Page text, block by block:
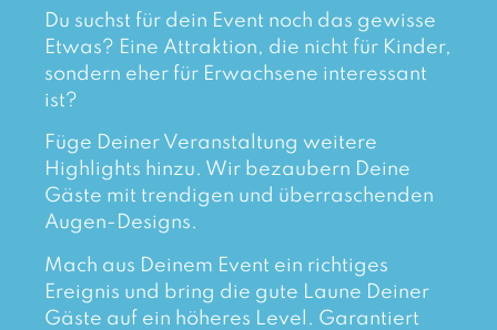
Du suchst für dein Event noch das gewisse
Etwas? Eine Attraktion, die nicht für Kinder,
sondern eher für Erwachsene interessant
ist?
Füge Deiner Veranstaltung weitere
Highlights hinzu. Wir bezaubern Deine
Gäste mit trendigen und überraschenden
Augen-Designs.
Mach aus Deinem Event ein richtiges
Ereignis und bring die gute Laune Deiner
Gäste auf ein höheres Level. Garantiert